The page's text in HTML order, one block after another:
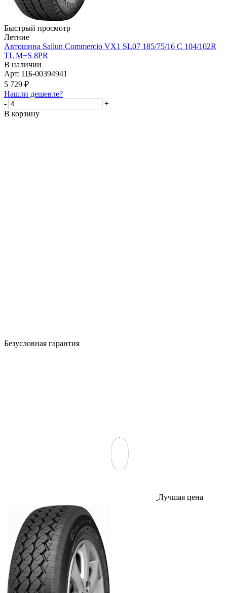
Быстрый просмотр
Летние
Автошина Sailun Commercio VX1 SL07 185/75/16 C 104/102R
TL M+S 8PR
В наличии
Арт: ЦБ-00394941
5 729 ₽
Нашли дешевле?
-
+
В корзину
Безусловная гарантия
Лучшая цена